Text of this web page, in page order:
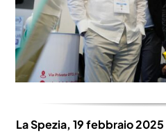
La Spezia, 19 febbraio 2025